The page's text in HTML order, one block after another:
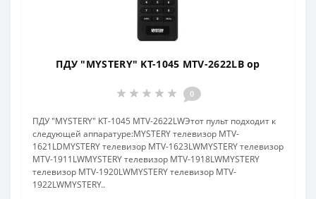
ПДУ "MYSTERY" KT-1045 MTV-2622LB ор
0
ПДУ "MYSTERY" KT-1045 MTV-2622LWЭтот пульт подходит к
следующей аппаратуре:MYSTERY телевизор MTV-
1621LDMYSTERY телевизор MTV-1623LWMYSTERY телевизор
MTV-1911LWMYSTERY телевизор MTV-1918LWMYSTERY
телевизор MTV-1920LWMYSTERY телевизор MTV-
1922LWMYSTERY..